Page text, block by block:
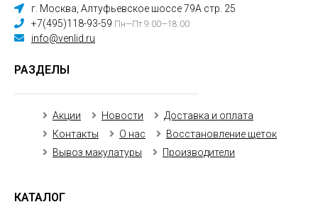
г. Москва, Алтуфьевское шоссе 79А стр. 25
+7(495)118-93-59 Пн—Пт 9:00—18:00
info@venlid.ru
РАЗДЕЛЫ
Акции Новости
Доставка и оплата
Контакты
О нас
Восстановление щеток
Вывоз макулатуры
Производители
КАТАЛОГ